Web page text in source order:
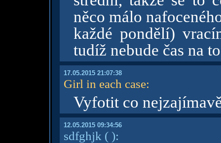
něco málo
každé pondělí)
tudíž nebude čas na
17.05.2015 21:07:38
Girl in each case:
Vyfotit co
12.05.2015 09:34:56
sdfghjk ( ):